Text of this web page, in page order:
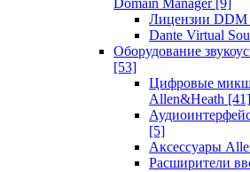
Domain Manager [9]
Лицензии DDM
Dante Virtual
Оборудование
[53]
Цифровые
Allen&Heath [41]
[5]
Аксессуары
Расширители